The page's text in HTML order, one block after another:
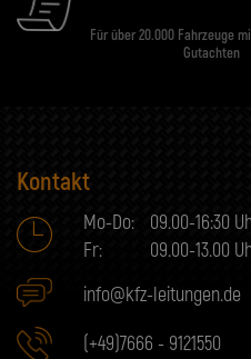
Für über 20.000 Fahrzeuge
Gutachten
Kontakt
Mo-Do:
09.00-16:30
Fr:
09.00-13.00
info@kfz-leitungen.de
(+49)7666 - 9121550